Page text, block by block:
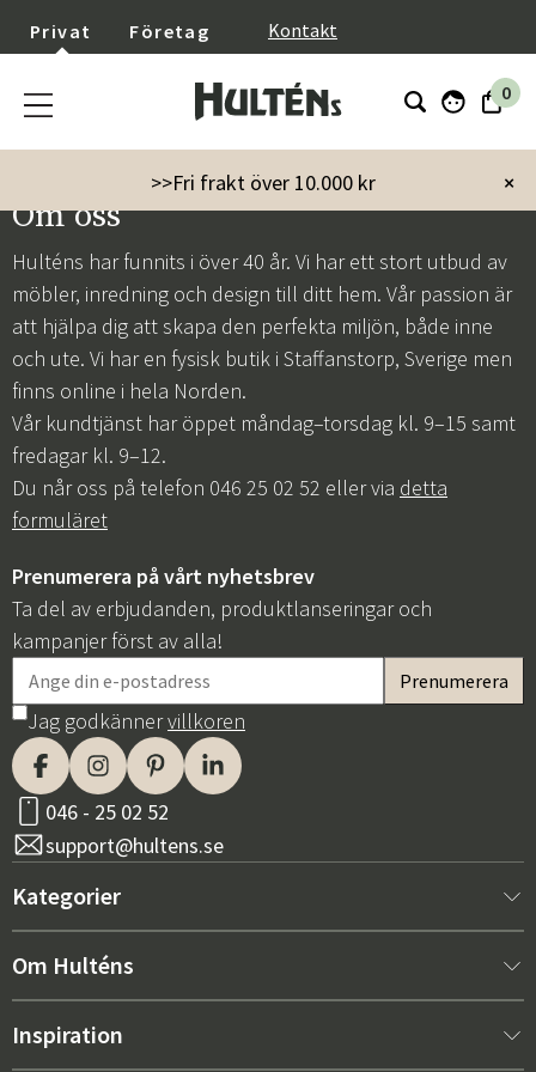
Sverige
Norge
Privat Företag Kontakt
0
×
>>Fri frakt över 10.000 kr
Om oss
Hulténs har funnits i över 40 år. Vi har ett stort utbud av
möbler, inredning och design till ditt hem. Vår passion är
att hjälpa dig att skapa den perfekta miljön, både inne
och ute. Vi har en fysisk butik i Staffanstorp, Sverige men
finns online i hela Norden.
Vår kundtjänst har öppet måndag–torsdag kl. 9–15 samt
fredagar kl. 9–12.
Du når oss på telefon 046 25 02 52 eller via detta
formuläret
Prenumerera på vårt nyhetsbrev
Ta del av erbjudanden, produktlanseringar och
kampanjer först av alla!
Jag godkännervillkoren
046 - 25 02 52
support@hultens.se
Kategorier
Nytt hos oss
Om Hulténs
Om Hulténs
Inspiration